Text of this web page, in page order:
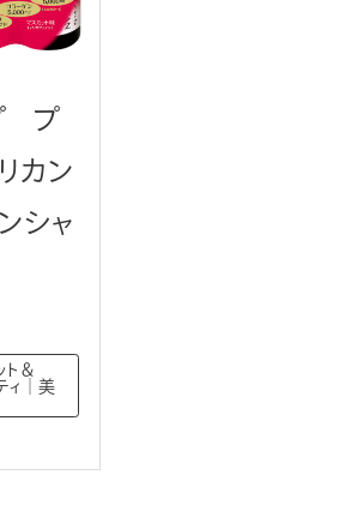
プ
カン
シャ
ト＆
ィ｜美